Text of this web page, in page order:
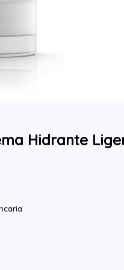
Hidrante